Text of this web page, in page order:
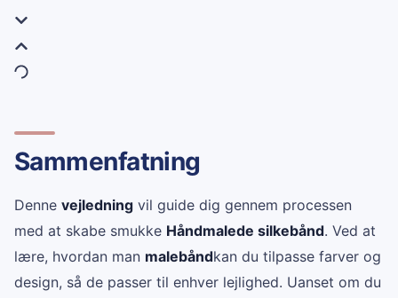
Sammenfatning
Denne vejledning vil guide dig gennem processen
med at skabe smukke Håndmalede silkebånd. Ved at
lære, hvordan man malebåndkan du tilpasse farver og
design, så de passer til enhver lejlighed. Uanset om du